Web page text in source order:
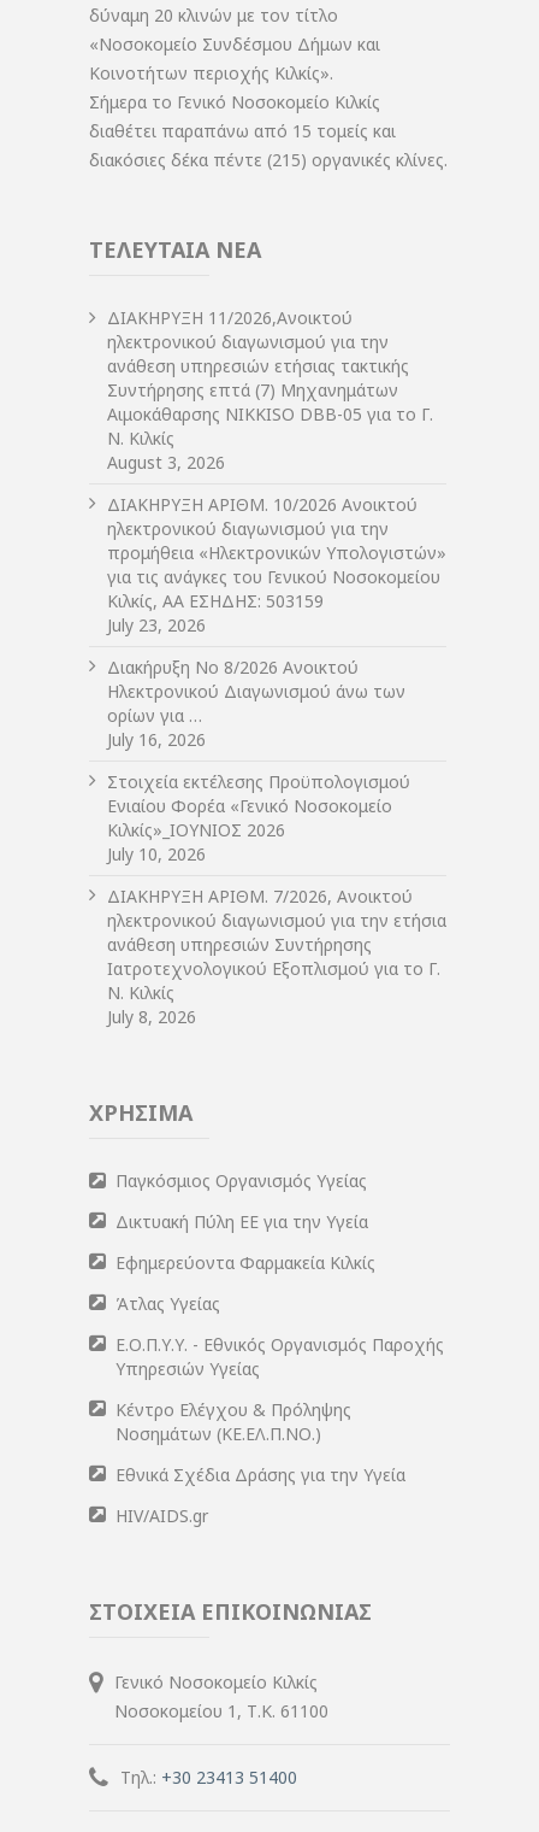
δύναμη 20 κλινών με τον τίτλο
«Νοσοκομείο Συνδέσμου Δήμων και
Κοινοτήτων περιοχής Κιλκίς».
Σήμερα το Γενικό Νοσοκομείο Κιλκίς
διαθέτει παραπάνω από 15 τομείς και
διακόσιες δέκα πέντε (215) οργανικές κλίνες.
ΤΕΛΕΥΤΑΙΑ ΝΕΑ
ΔIΑΚΗΡΥΞΗ 11/2026,Ανοικτού
ηλεκτρονικού διαγωνισμού για την
ανάθεση υπηρεσιών ετήσιας τακτικής
Συντήρησης επτά (7) Μηχανημάτων
Αιμοκάθαρσης NIKKISO DBB-05 για το Γ.
Ν. Κιλκίς
August 3, 2026
ΔIΑΚΗΡΥΞΗ ΑΡIΘΜ. 10/2026 Ανοικτού
ηλεκτρονικού διαγωνισμού για την
προμήθεια «Ηλεκτρονικών Υπολογιστών»
για τις ανάγκες του Γενικού Νοσοκομείου
Κιλκίς, ΑΑ ΕΣΗΔΗΣ: 503159
July 23, 2026
Διακήρυξη Νο 8/2026 Ανοικτού
Ηλεκτρονικού Διαγωνισμού άνω των
ορίων για …
July 16, 2026
Στοιχεία εκτέλεσης Προϋπολογισμού
Ενιαίου Φορέα «Γενικό Νοσοκομείο
Κιλκίς»_ΙΟΥΝΙΟΣ 2026
July 10, 2026
ΔIΑΚΗΡΥΞΗ ΑΡIΘΜ. 7/2026, Ανοικτού
ηλεκτρονικού διαγωνισμού για την ετήσια
ανάθεση υπηρεσιών Συντήρησης
Ιατροτεχνολογικού Εξοπλισμού για το Γ.
Ν. Κιλκίς
July 8, 2026
ΧΡΗΣΙΜΑ
Παγκόσμιος Οργανισμός Υγείας
Δικτυακή Πύλη ΕΕ για την Υγεία
Εφημερεύοντα Φαρμακεία Κιλκίς
Άτλας Υγείας
Ε.Ο.Π.Υ.Υ. - Εθνικός Οργανισμός Παροχής
Υπηρεσιών Υγείας
Κέντρο Ελέγχου & Πρόληψης
Νοσημάτων (ΚΕ.ΕΛ.Π.ΝΟ.)
Εθνικά Σχέδια Δράσης για την Υγεία
HIV/AIDS.gr
ΣΤΟΙΧΕΙΑ ΕΠΙΚΟΙΝΩΝΙΑΣ
Γενικό Νοσοκομείο Κιλκίς
Νοσοκομείου 1, Τ.Κ. 61100
Τηλ.: +30 23413 51400